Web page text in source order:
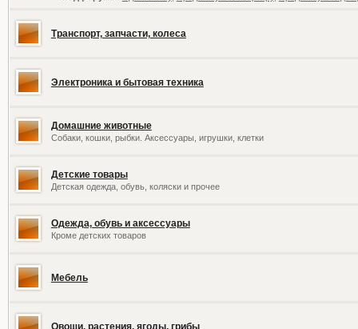
Транспорт, запчасти, колеса
Электроника и бытовая техника
Домашние животные
Собаки, кошки, рыбки. Аксессуары, игрушки, клетки
Детские товары
Детская одежда, обувь, коляски и прочее
Одежда, обувь и аксессуары
Кроме детских товаров
Мебель
Овощи, растения, ягоды, грибы